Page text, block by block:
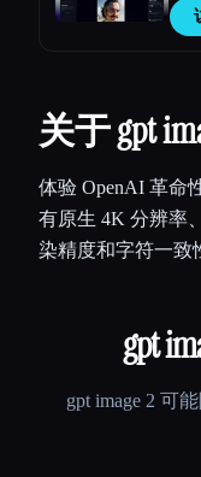
关于 gpt
体验 OpenAI 革命
有原生 4K 分辨率
染精度和字符一致
gpt
gpt image 2 可